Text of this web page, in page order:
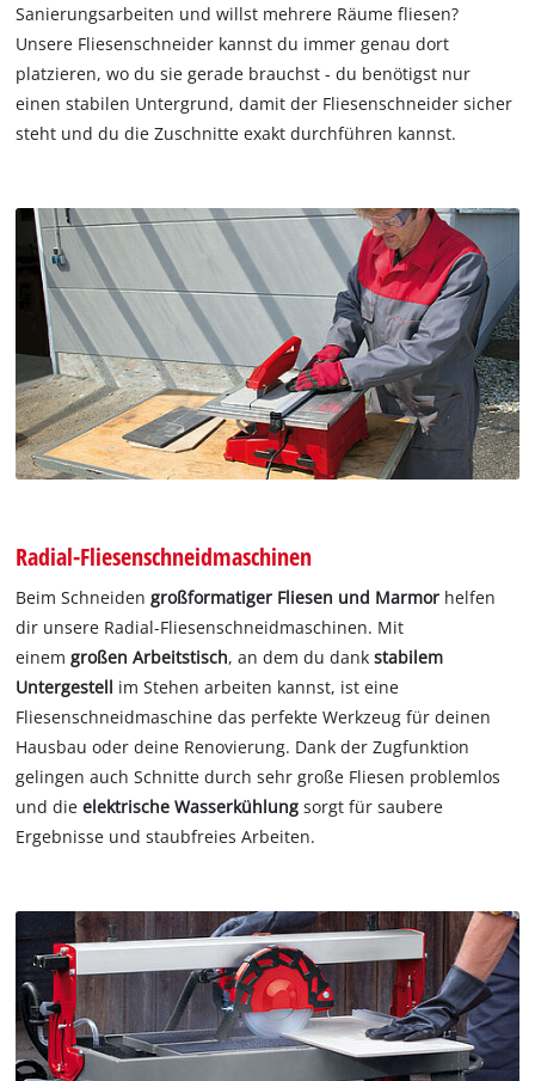
Sanierungsarbeiten und willst mehrere Räume fliesen?
Unsere Fliesenschneider kannst du immer genau dort
platzieren, wo du sie gerade brauchst - du benötigst nur
einen stabilen Untergrund, damit der Fliesenschneider sicher
steht und du die Zuschnitte exakt durchführen kannst.
Radial-Fliesenschneidmaschinen
Beim Schneidengroßformatiger Fliesen und Marmor helfen
dir unsere Radial-Fliesenschneidmaschinen. Mit
einemgroßen Arbeitstisch, an dem du dankstabilem
Untergestell im Stehen arbeiten kannst, ist eine
Fliesenschneidmaschine das perfekte Werkzeug für deinen
Hausbau oder deine Renovierung. Dank der Zugfunktion
gelingen auch Schnitte durch sehr große Fliesen problemlos
und dieelektrische Wasserkühlungsorgt für saubere
Ergebnisse und staubfreies Arbeiten.